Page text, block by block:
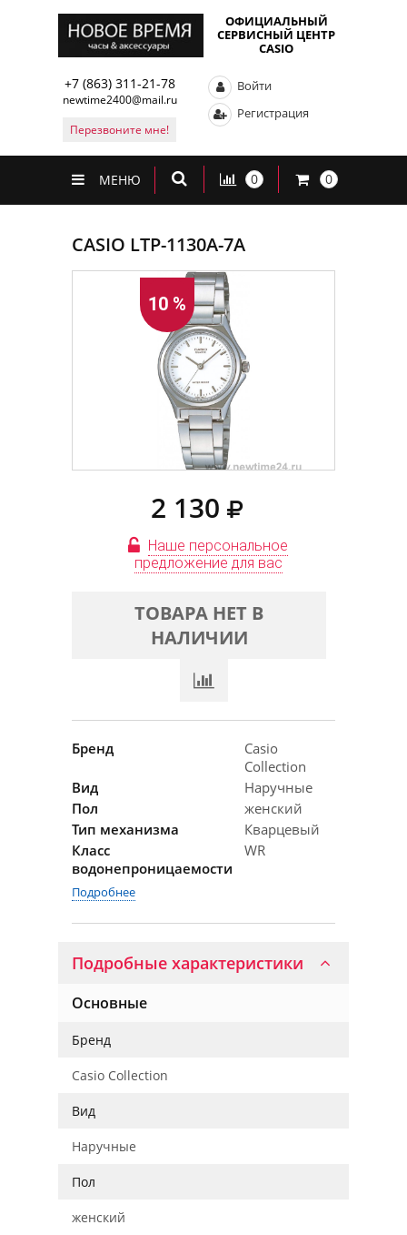
ОФИЦИАЛЬНЫЙ
СЕРВИСНЫЙ ЦЕНТР
CASIO
+7 (863) 311-21-78
newtime2400@mail.ru
Перезвоните мне!
Войти
Регистрация
МЕНЮ 0 0
CASIO LTP-1130A-7A
10 %
2 130
Наше персональное
предложение для вас
ТОВАРА НЕТ В
НАЛИЧИИ
Бренд
Casio
Collection
Вид
Наручные
Пол
женский
Тип механизма
Кварцевый
Класс
водонепроницаемости
WR
Подробнее
Подробные характеристики
Основные
Бренд
Casio Collection
Вид
Наручные
Пол
женский